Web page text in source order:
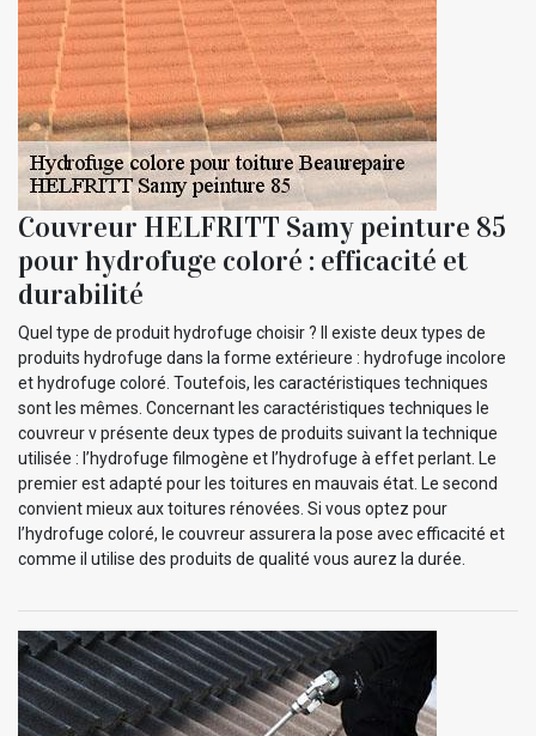
Couvreur HELFRITT Samy peinture 85
pour hydrofuge coloré : efficacité et
durabilité
Quel type de produit hydrofuge choisir ? Il existe deux types de
produits hydrofuge dans la forme extérieure : hydrofuge incolore
et hydrofuge coloré. Toutefois, les caractéristiques techniques
sont les mêmes. Concernant les caractéristiques techniques le
couvreur v présente deux types de produits suivant la technique
utilisée : l’hydrofuge filmogène et l’hydrofuge à effet perlant. Le
premier est adapté pour les toitures en mauvais état. Le second
convient mieux aux toitures rénovées. Si vous optez pour
l’hydrofuge coloré, le couvreur assurera la pose avec efficacité et
comme il utilise des produits de qualité vous aurez la durée.